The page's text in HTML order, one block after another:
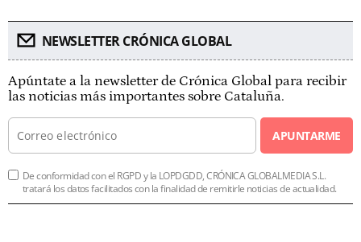
NEWSLETTER CRÓNICA GLOBAL
Apúntate a la newsletter de Crónica Global para recibir
las noticias más importantes sobre Cataluña.
APUNTARME
De conformidad con el RGPD y la LOPDGDD, CRÓNICA GLOBALMEDIA S.L.
tratará los datos facilitados con la finalidad de remitirle noticias de actualidad.